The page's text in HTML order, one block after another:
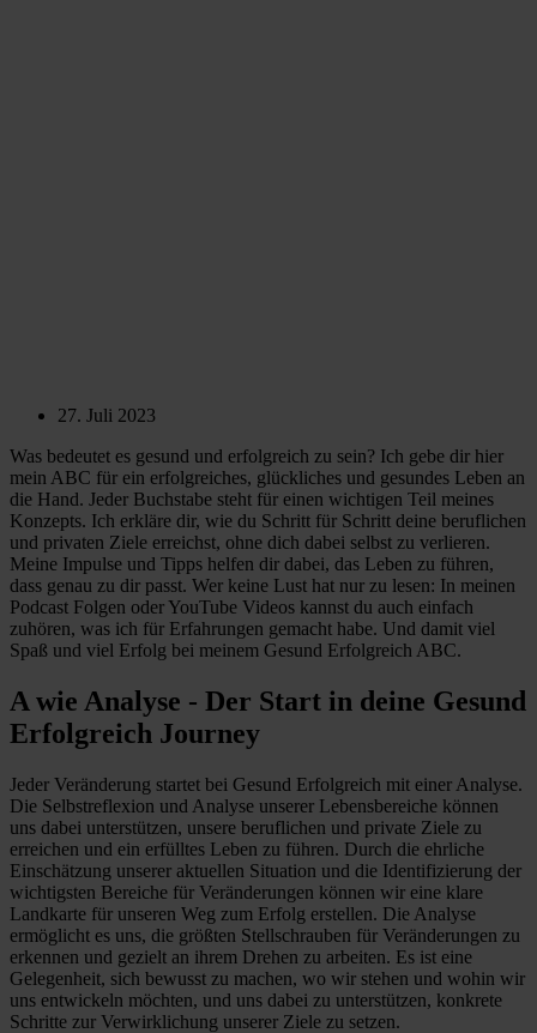
27. Juli 2023
Was bedeutet es gesund und erfolgreich zu sein? Ich gebe dir hier
mein ABC für ein erfolgreiches, glückliches und gesundes Leben an
die Hand. Jeder Buchstabe steht für einen wichtigen Teil meines
Konzepts. Ich erkläre dir, wie du Schritt für Schritt deine beruflichen
und privaten Ziele erreichst, ohne dich dabei selbst zu verlieren.
Meine Impulse und Tipps helfen dir dabei, das Leben zu führen,
dass genau zu dir passt. Wer keine Lust hat nur zu lesen: In meinen
Podcast Folgen oder YouTube Videos kannst du auch einfach
zuhören, was ich für Erfahrungen gemacht habe. Und damit viel
Spaß und viel Erfolg bei meinem Gesund Erfolgreich ABC.
A wie Analyse - Der Start in deine Gesund
Erfolgreich Journey
Jeder Veränderung startet bei Gesund Erfolgreich mit einer Analyse.
Die Selbstreflexion und Analyse unserer Lebensbereiche können
uns dabei unterstützen, unsere beruflichen und private Ziele zu
erreichen und ein erfülltes Leben zu führen. Durch die ehrliche
Einschätzung unserer aktuellen Situation und die Identifizierung der
wichtigsten Bereiche für Veränderungen können wir eine klare
Landkarte für unseren Weg zum Erfolg erstellen. Die Analyse
ermöglicht es uns, die größten Stellschrauben für Veränderungen zu
erkennen und gezielt an ihrem Drehen zu arbeiten. Es ist eine
Gelegenheit, sich bewusst zu machen, wo wir stehen und wohin wir
uns entwickeln möchten, und uns dabei zu unterstützen, konkrete
Schritte zur Verwirklichung unserer Ziele zu setzen.